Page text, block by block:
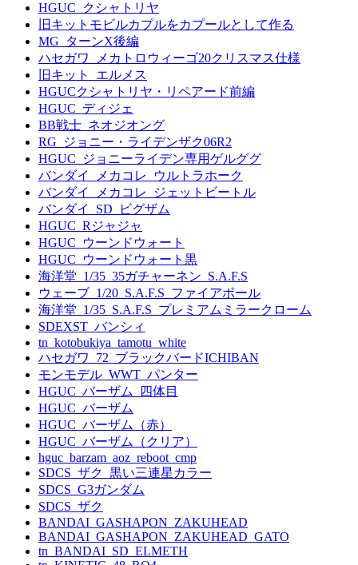
HGUC_クシャトリヤ
旧キットモビルカプルをカプールとして作る
MG_ターンX後編
ハセガワ_メカトロウィーゴ20クリスマス仕様
旧キット_エルメス
HGUCクシャトリヤ・リペアード前編
HGUC_ディジェ
BB戦士_ネオジオング
RG_ジョニー・ライデンザク06R2
HGUC_ジョニーライデン専用ゲルググ
バンダイ_メカコレ_ウルトラホーク
バンダイ_メカコレ_ジェットビートル
バンダイ_SD_ビグザム
HGUC_Rジャジャ
HGUC_ウーンドウォート
HGUC_ウーンドウォート黒
海洋堂_1/35_35ガチャーネン_S.A.F.S
ウェーブ_1/20_S.A.F.S_ファイアボール
海洋堂_1/35_S.A.F.S_プレミアムミラークローム
SDEXST_バンシィ
tn_kotobukiya_tamotu_white
ハセガワ_72_ブラックバードICHIBAN
モンモデル_WWT_パンター
HGUC_バーザム_四体目
HGUC_バーザム
HGUC_バーザム（赤）
HGUC_バーザム（クリア）
hguc_barzam_aoz_reboot_cmp
SDCS_ザク_黒い三連星カラー
SDCS_G3ガンダム
SDCS_ザク
BANDAI_GASHAPON_ZAKUHEAD
BANDAI_GASHAPON_ZAKUHEAD_GATO
tn_BANDAI_SD_ELMETH